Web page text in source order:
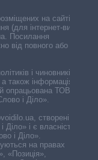
на сайті,
(для інтернет-видань
Посилання
від повного або
і чиновників,
також інформація про
опрацьована ТОВ «ІА
і Діло».
створені ГО
і є власністю
і Діло».
на правах
«Позиція»,